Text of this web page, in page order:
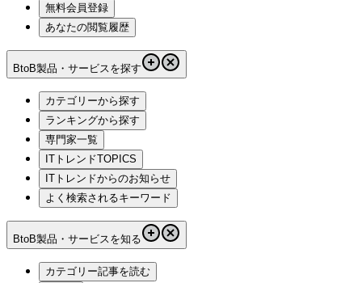
無料会員登録
あなたの閲覧履歴
BtoB製品・サービスを探す
カテゴリーから探す
ランキングから探す
専門家一覧
ITトレンドTOPICS
ITトレンドからのお知らせ
よく検索されるキーワード
BtoB製品・サービスを知る
カテゴリー記事を読む